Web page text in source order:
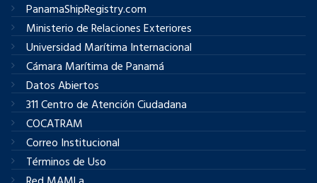
PanamaShipRegistry.com
Ministerio de Relaciones Exteriores
Universidad Marítima Internacional
Cámara Marítima de Panamá
Datos Abiertos
311 Centro de Atención Ciudadana
COCATRAM
Correo Institucional
Términos de Uso